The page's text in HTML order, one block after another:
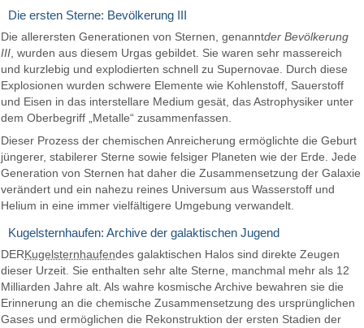
Die ersten Sterne: Bevölkerung III
Die allerersten Generationen von Sternen, genanntder Bevölkerung
III , wurden aus diesem Urgas gebildet. Sie waren sehr massereich
und kurzlebig und explodierten schnell zu Supernovae. Durch diese
Explosionen wurden schwere Elemente wie Kohlenstoff, Sauerstoff
und Eisen in das interstellare Medium gesät, das Astrophysiker unter
dem Oberbegriff „Metalle“ zusammenfassen.
Dieser Prozess der chemischen Anreicherung ermöglichte die Geburt
jüngerer, stabilerer Sterne sowie felsiger Planeten wie der Erde. Jede
Generation von Sternen hat daher die Zusammensetzung der Galaxie
verändert und ein nahezu reines Universum aus Wasserstoff und
Helium in eine immer vielfältigere Umgebung verwandelt.
Kugelsternhaufen: Archive der galaktischen Jugend
DERKugelsternhaufendes galaktischen Halos sind direkte Zeugen
dieser Urzeit. Sie enthalten sehr alte Sterne, manchmal mehr als 12
Milliarden Jahre alt. Als wahre kosmische Archive bewahren sie die
Erinnerung an die chemische Zusammensetzung des ursprünglichen
Gases und ermöglichen die Rekonstruktion der ersten Stadien der